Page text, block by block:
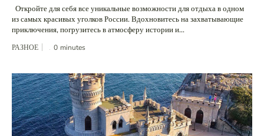
из самых красивых уголков России. Вдохновитесь на захватывающие
приключения, погрузитесь в атмосферу истории и...
РАЗНОЕ 0 minutes